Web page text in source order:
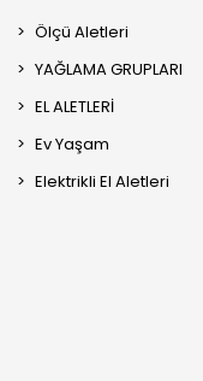
Ölçü Aletleri
YAĞLAMA GRUPLARI
EL ALETLERİ
Ev Yaşam
Elektrikli El Aletleri